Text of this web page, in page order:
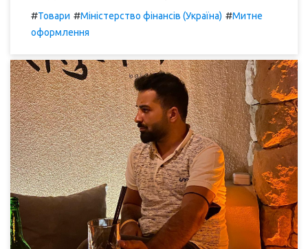
#Товари #Міністерство фінансів (Україна) #Митне
оформлення